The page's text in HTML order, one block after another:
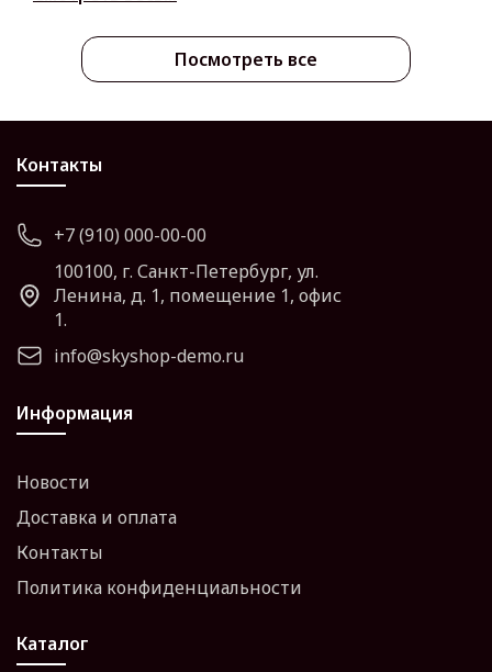
Посмотреть все
Контакты
+7 (910) 000-00-00
100100, г. Санкт-Петербург, ул.
Ленина, д. 1, помещение 1, офис
1.
info@skyshop-demo.ru
Информация
Новости
Доставка и оплата
Контакты
Политика конфиденциальности
Каталог